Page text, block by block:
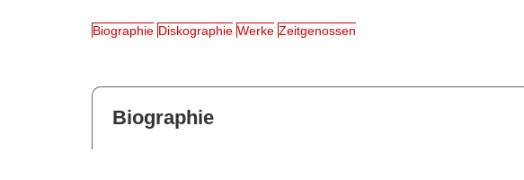
Biographie Diskographie Werke Zeitgenossen
Biographie